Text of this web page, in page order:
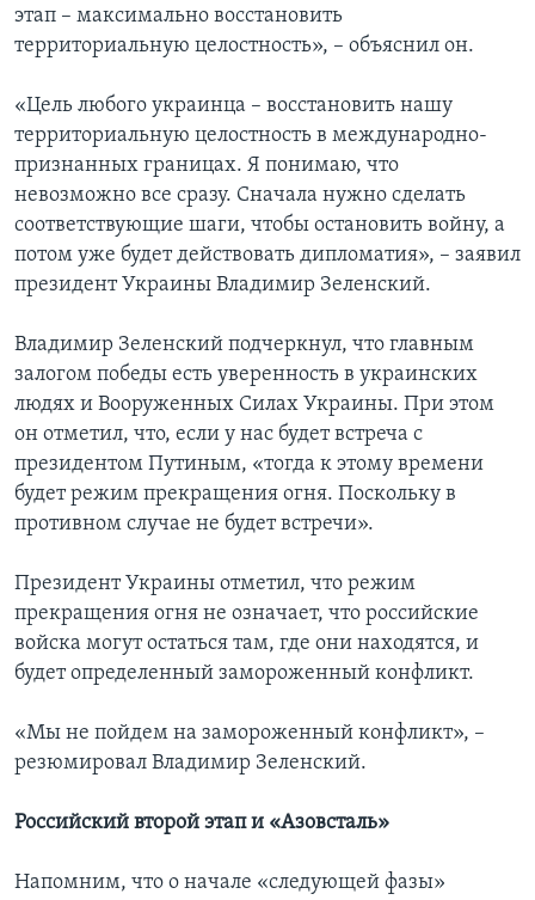
этап – максимально восстановить
территориальную целостность», – объяснил он.
«Цель любого украинца – восстановить нашу
территориальную целостность в международно-
признанных границах. Я понимаю, что
невозможно все сразу. Сначала нужно сделать
соответствующие шаги, чтобы остановить войну, а
потом уже будет действовать дипломатия», – заявил
президент Украины Владимир Зеленский.
Владимир Зеленский подчеркнул, что главным
залогом победы есть уверенность в украинских
людях и Вооруженных Силах Украины. При этом
он отметил, что, если у нас будет встреча с
президентом Путиным, «тогда к этому времени
будет режим прекращения огня. Поскольку в
противном случае не будет встречи».
Президент Украины отметил, что режим
прекращения огня не означает, что российские
войска могут остаться там, где они находятся, и
будет определенный замороженный конфликт.
«Мы не пойдем на замороженный конфликт», –
резюмировал Владимир Зеленский.
Российский второй этап и «Азовсталь»
Напомним, что о начале «следующей фазы»